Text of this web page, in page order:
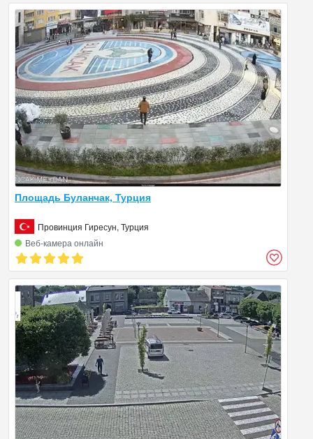
Площадь Буланчак, Турция
Провинция Гиресун, Турция
Веб‑камера онлайн